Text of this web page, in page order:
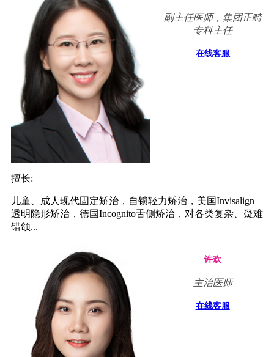
副主任医师，集团正畸
专科主任
在线客服
擅长:
儿童、成人现代固定矫治，自锁轻力矫治，美国Invisalign
透明隐形矫治，德国Incognito舌侧矫治，对各类复杂、疑难
错颌...
许欢
主治医师
在线客服